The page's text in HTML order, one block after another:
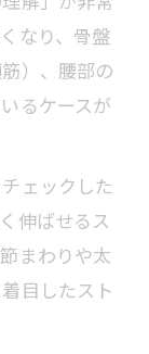
なり、骨盤
）、腰部の
るケースが
ェックした
伸ばせるス
まわりや太
目したスト